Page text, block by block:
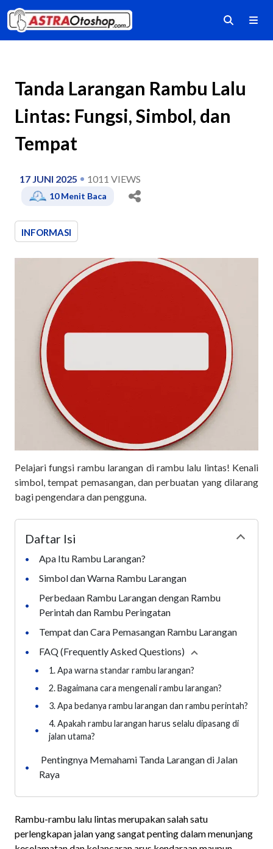
Tanda Larangan Rambu Lalu
Lintas: Fungsi, Simbol, dan
Tempat
17 JUNI 2025 1011 VIEWS
10Menit Baca
INFORMASI
Pelajari fungsi rambu larangan di rambu lalu lintas! Kenali
simbol, tempat pemasangan, dan perbuatan yang dilarang
bagi pengendara dan pengguna.
Daftar Isi
•
Apa Itu Rambu Larangan?
• Simbol dan Warna Rambu Larangan
•
Perbedaan Rambu Larangan dengan Rambu
Perintah dan Rambu Peringatan
• Tempat dan Cara Pemasangan Rambu Larangan
• FAQ (Frequently Asked Questions) Collapse
•
1. Apa warna standar rambu larangan?
•
2. Bagaimana cara mengenali rambu larangan?
•
3. Apa bedanya rambu larangan dan rambu perintah?
•
4. Apakah rambu larangan harus selalu dipasang di
jalan utama?
•
Pentingnya Memahami Tanda Larangan di Jalan
Raya
Rambu-rambu lalu lintas merupakan salah satu
perlengkapan jalan yang sangat penting dalam menunjang